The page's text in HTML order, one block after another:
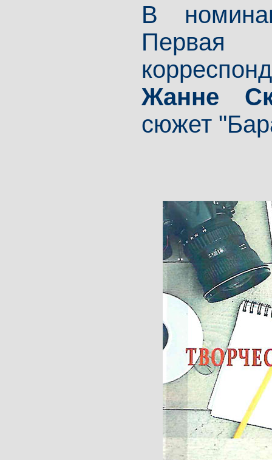
В
Жанне
сюжет